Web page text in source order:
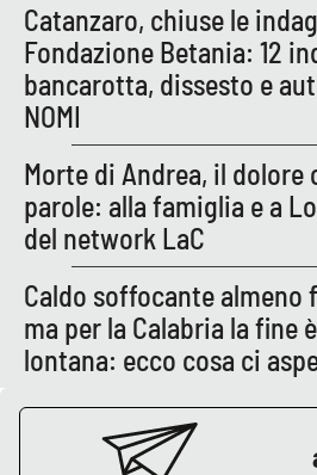
Catanzaro, chiuse le
Fondazione Betania: 12
bancarotta, dissesto e
NOMI
Morte di Andrea, il dolore
parole: alla famiglia e a
del network LaC
Caldo soffocante almeno
ma per la Calabria la fine
lontana: ecco cosa ci